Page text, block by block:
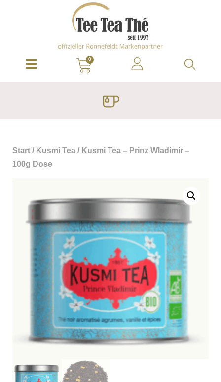
0
Start / Kusmi Tea / Kusmi Tea – Prinz Wladimir –
100g Dose